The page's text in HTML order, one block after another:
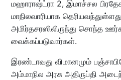
மஹாராஷ்ட்ரா 2, இமாச்சல
மாநிலவாரியாக
அமிர்தசரஸிலிருந்து சொந்த
வைக்கப்படுவார்கள்.
இரண்டாவது விமானமும்
அம்மாநில அரசு அதிருப்தி